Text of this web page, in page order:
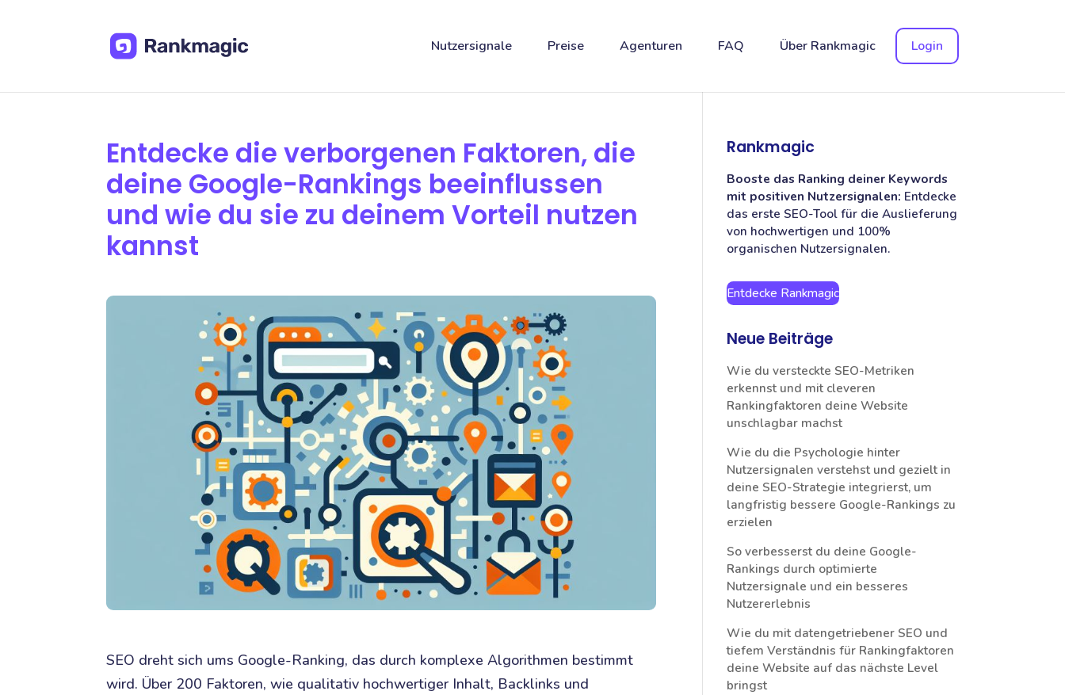
Nutzersignale Preise Agenturen FAQ Über Rankmagic Login
Entdecke die verborgenen Faktoren, die
deine Google-Rankings beeinflussen
und wie du sie zu deinem Vorteil nutzen
kannst
SEO dreht sich ums Google-Ranking, das durch komplexe Algorithmen bestimmt
wird. Über 200 Faktoren, wie qualitativ hochwertiger Inhalt, Backlinks und
Rankmagic
Booste das Ranking deiner Keywords
mit positiven Nutzersignalen: Entdecke
das erste SEO-Tool für die Auslieferung
von hochwertigen und 100%
organischen Nutzersignalen.
Entdecke Rankmagic
Neue Beiträge
Wie du versteckte SEO-Metriken
erkennst und mit cleveren
Rankingfaktoren deine Website
unschlagbar machst
Wie du die Psychologie hinter
Nutzersignalen verstehst und gezielt in
deine SEO-Strategie integrierst, um
langfristig bessere Google-Rankings zu
erzielen
So verbesserst du deine Google-
Rankings durch optimierte
Nutzersignale und ein besseres
Nutzererlebnis
Wie du mit datengetriebener SEO und
tiefem Verständnis für Rankingfaktoren
deine Website auf das nächste Level
bringst